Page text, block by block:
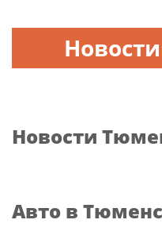
Новости
Новости
Авто в